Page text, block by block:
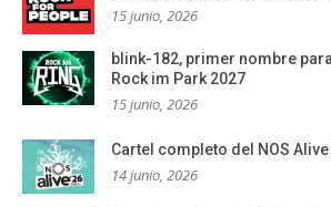
15 junio, 2026
blink-182, primer nombre
Rock im Park 2027
15 junio, 2026
Cartel completo del NOS
14 junio, 2026